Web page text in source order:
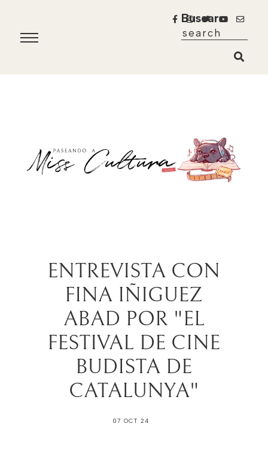
Buscar
ENTREVISTA CON
FINA IÑIGUEZ
ABAD POR "EL
FESTIVAL DE CINE
BUDISTA DE
CATALUNYA"
07 OCT 24